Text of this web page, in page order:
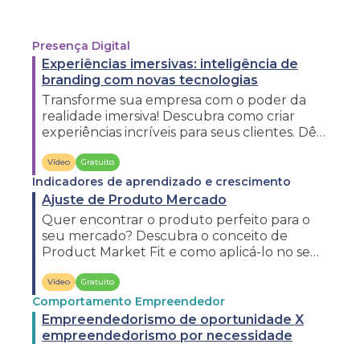
Presença Digital
Experiências imersivas: inteligência de
branding com novas tecnologias
Transforme sua empresa com o poder da
realidade imersiva! Descubra como criar
experiências incríveis para seus clientes. Dê o
Vídeo Gratuito
Indicadores de aprendizado e crescimento
Ajuste de Produto Mercado
Quer encontrar o produto perfeito para o
seu mercado? Descubra o conceito de
Product Market Fit e como aplicá-lo no seu
Vídeo Gratuito
Comportamento Empreendedor
Empreendedorismo de oportunidade X
empreendedorismo por necessidade